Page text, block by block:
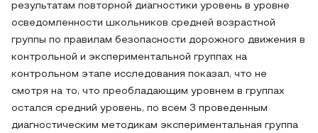
результатам повторной диагностики уровень в уровне
осведомленности школьников средней возрастной
группы по правилам безопасности дорожного движения в
контрольной и экспериментальной группах на
контрольном этапе исследования показал, что не
смотря на то, что преобладающим уровнем в группах
остался средний уровень, по всем 3 проведенным
диагностическим методикам экспериментальная группа